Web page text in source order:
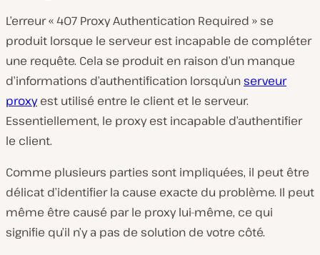
L’erreur « 407 Proxy Authentication Required » se
produit lorsque le serveur est incapable de compléter
une requête. Cela se produit en raison d’un manque
d’informations d’authentification lorsqu’unserveur
proxyest utilisé entre le client et le serveur.
Essentiellement, le proxy est incapable d’authentifier
le client.
Comme plusieurs parties sont impliquées, il peut être
délicat d’identifier la cause exacte du problème. Il peut
même être causé par le proxy lui-même, ce qui
signifie qu’il n’y a pas de solution de votre côté.